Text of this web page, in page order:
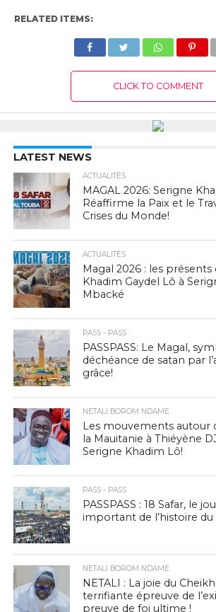
RELATED ITEMS:
CLICK TO COMMENT
LATEST NEWS
ACTUALITÉS
MAGAL 2026: Serigne
Réaffirme la Paix et le
Crises du Monde!
ACTUALITÉS
Magal 2026 : les présents
Khadim Gaydel Lô à
Mbacké
PASS - PASS
PASSPASS: Le Magal,
déchéance de satan par
grâce!
NETALI BOROM NDAME
Les mouvements autour
la Mauitanie à Thiéyène
Serigne Khadim Lô!
PASS - PASS
PASSPASS : 18 Safar, le
important de l’histoire du
NETALI BOROM NDAME
NETALI : La joie du
terrifiante épreuve de
preuve de foi ultime !